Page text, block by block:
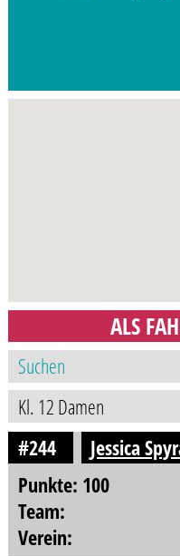
ALS
#244
Jessica
Punkte: 100
Team:
Verein: